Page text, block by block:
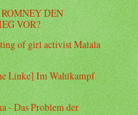
DEN
VOR?
of girl activist Malala
Linke] Im Wahlkampf
- Das Problem der